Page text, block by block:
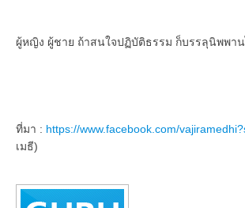
ผู้หญิง ผู้ชาย ถ้าสนใจปฏิบัติธรรม ก็บรรลุนิพพา
ที่มา : https://www.facebook.com/
เมธี)